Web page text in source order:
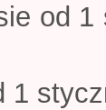
od
1